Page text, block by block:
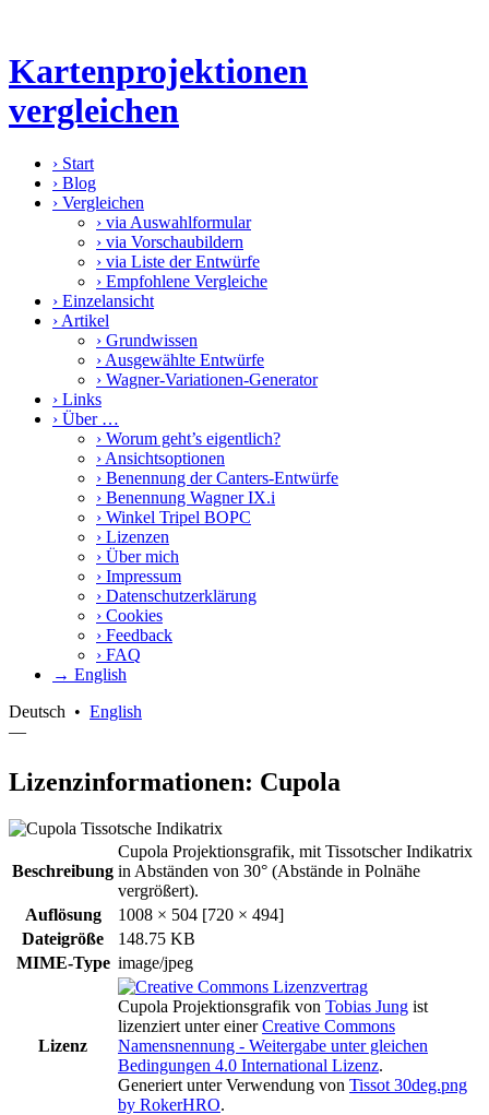
Kartenprojektionen
vergleichen
› Start
› Blog
› Vergleichen
› via Auswahlformular
› via Vorschaubildern
› via Liste der Entwürfe
› Empfohlene Vergleiche
› Einzelansicht
› Artikel
› Grundwissen
› Ausgewählte Entwürfe
› Wagner-Variationen-Generator
› Links
› Über …
› Worum geht’s eigentlich?
› Ansichtsoptionen
› Benennung der Canters-Entwürfe
› Benennung Wagner IX.i
› Winkel Tripel BOPC
› Lizenzen
› Über mich
› Impressum
› Datenschutzerklärung
› Cookies
› Feedback
› FAQ
→ English
Deutsch • English
—
Lizenzinformationen: Cupola
Beschreibung
Cupola Projektionsgrafik, mit Tissotscher Indikatrix
in Abständen von 30° (Abstände in Polnähe
vergrößert).
Auflösung
1008 × 504 [720 × 494]
Dateigröße
148.75 KB
MIME-Type image/jpeg
Lizenz
Cupola Projektionsgrafik von Tobias Jung ist
lizenziert unter einerCreative Commons
Namensnennung - Weitergabe unter gleichen
Bedingungen 4.0 International Lizenz.
Generiert unter Verwendung von Tissot 30deg.png
by RokerHRO.